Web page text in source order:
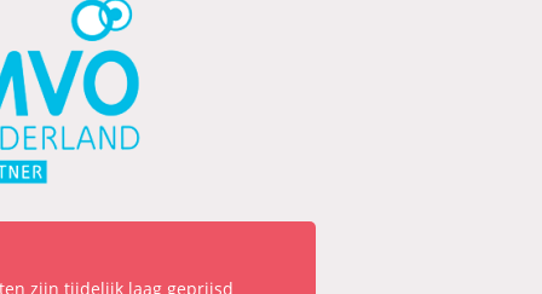
zijn tijdelijk laag geprijsd